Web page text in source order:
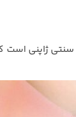
ژاپنی است